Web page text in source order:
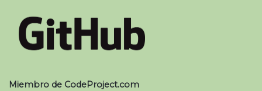
Miembro de CodeProject.com